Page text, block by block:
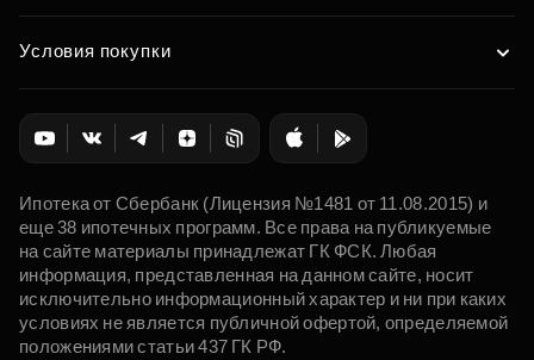
Условия покупки
Ипотека от Сбербанк (Лицензия №1481 от 11.08.2015) и
еще 38 ипотечных программ. Все права на публикуемые
на сайте материалы принадлежат ГК ФСК. Любая
информация, представленная на данном сайте, носит
исключительно информационный характер и ни при каких
условиях не является публичной офертой, определяемой
положениями статьи 437 ГК РФ.